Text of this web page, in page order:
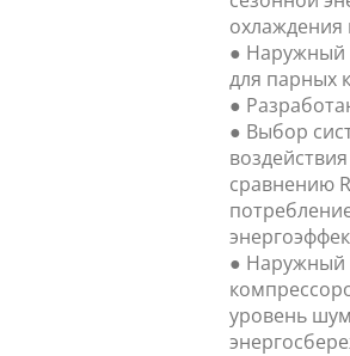
охлаждения
● Наружный
для парных
●
● Выбор
сравнению
● Наружный
уровень